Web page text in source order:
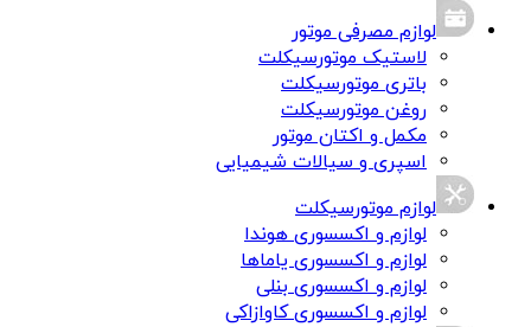
لوازم مصرفی موتور
لاستیک موتورسیکلت
باتری موتورسیکلت
روغن موتورسیکلت
مکمل و اکتان موتور
اسپری و سیالات شیمیایی
لوازم موتورسیکلت
لوازم و اکسسوری هوندا
لوازم و اکسسوری یاماها
لوازم و اکسسوری بنلی
لوازم و اکسسوری کاوازاکی